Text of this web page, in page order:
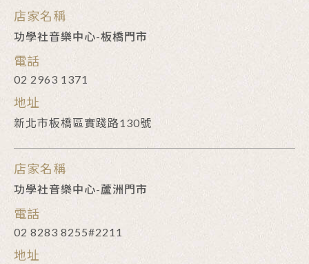
店家名稱
功學社音樂中心-板橋門市
電話
02 2963 1371
地址
新北市板橋區實踐路130號
店家名稱
功學社音樂中心-蘆洲門市
電話
02 8283 8255#2211
地址